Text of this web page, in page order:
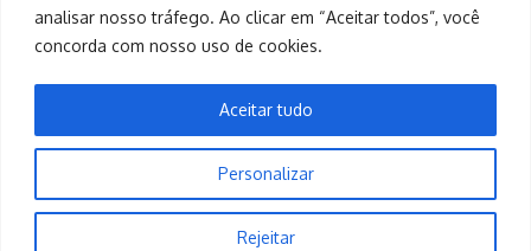
analisar nosso tráfego. Ao clicar em “Aceitar todos”, você
concorda com nosso uso de cookies.
Personalizar
Rejeitar
Aceitar tudo
Copyright © 2026. Todos os direitos reservados. | Desenvolvido